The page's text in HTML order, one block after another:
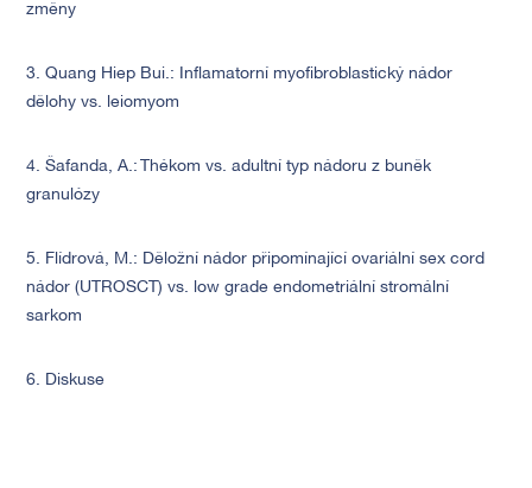
změny
3. Quang Hiep Bui.: Inflamatorní myofibroblastický nádor
dělohy vs. leiomyom
4. Šafanda, A.: Thékom vs. adultní typ nádoru z buněk
granulózy
5. Flídrová, M.: Děložní nádor připomínající ovariální sex cord
nádor (UTROSCT) vs. low grade endometriální stromální
sarkom
6. Diskuse